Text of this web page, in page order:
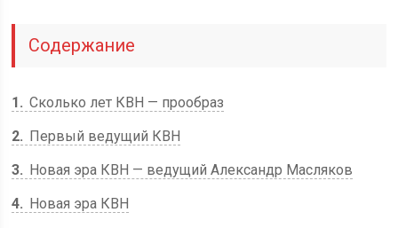
Содержание
1
Сколько лет КВН — прообраз
2
Первый ведущий КВН
3
Новая эра КВН — ведущий Александр Масляков
4
Новая эра КВН